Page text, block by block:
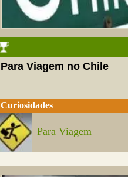
Para Viagem no Chile
Curiosidades
Para Viagem